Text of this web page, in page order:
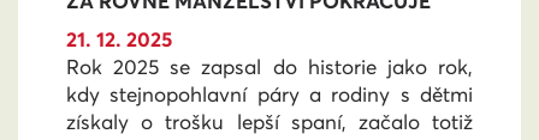
21. 12. 2025
Rok 2025 se zapsal do historie jako rok,
kdy stejnopohlavní páry a rodiny s dětmi
získaly o trošku lepší spaní, začalo totiž